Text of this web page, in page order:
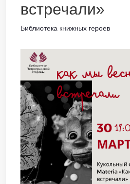
встречали»
Библиотека книжных героев